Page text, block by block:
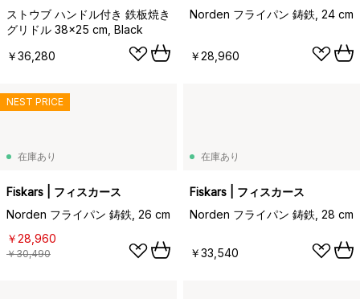
ストウブ ハンドル付き 鉄板焼き
グリドル 38x25 cm, Black
￥36,280
Norden フライパン 鋳鉄, 24 cm
￥28,960
在庫あり
Fiskars | フィスカース
Norden フライパン 鋳鉄, 26 cm
￥28,960
￥30,490
NEST PRICE
在庫あり
Fiskars | フィスカース
Norden フライパン 鋳鉄, 28 cm
￥33,540